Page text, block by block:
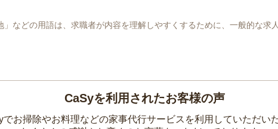
などの用語は、求職者が内容を理解しやすくするために、一般的な求
CaSyを利用されたお客様の声
お掃除やお料理などの家事代行サービスを利用していただい